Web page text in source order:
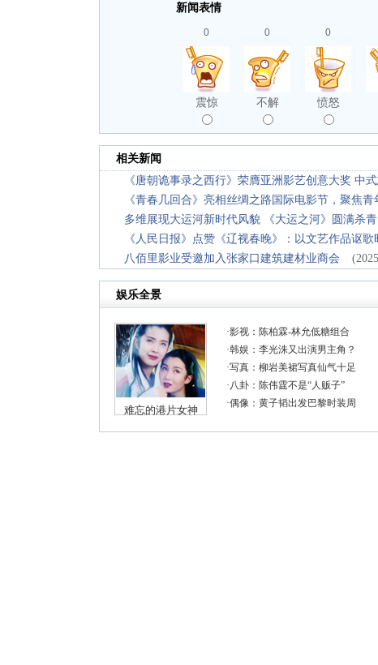
新闻表情
0
震惊
0
不解
0
愤怒
相关新闻
《唐朝诡事录之西行》荣膺亚洲影艺创意大奖 中
《青春几回合》亮相丝绸之路国际电影节，聚焦
多维展现大运河新时代风貌 《大运之河》圆满杀青
《人民日报》点赞《辽视春晚》：以文艺作品讴歌
八佰里影业受邀加入张家口建筑建材业商会